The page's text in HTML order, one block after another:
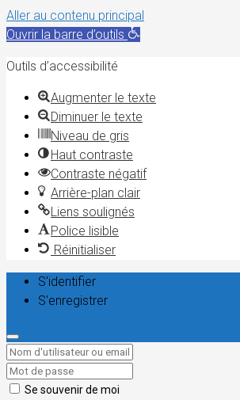
Aller au contenu principal
Ouvrir la barre d’outils
Outils d’accessibilité
Augmenter le texte
Diminuer le texte
Niveau de gris
Haut contraste
Contraste négatif
Arrière-plan clair
Liens soulignés
Police lisible
Réinitialiser
S'identifier
S'enregistrer
Se souvenir de moi